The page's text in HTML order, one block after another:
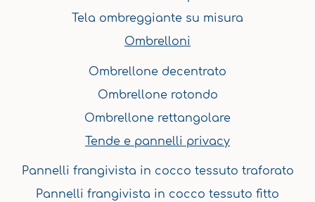
k
a
s
Tela ombreggiante su misura
Ombrelloni
Ombrellone decentrato
Ombrellone rotondo
Ombrellone rettangolare
Tende e pannelli privacy
Pannelli frangivista in cocco tessuto traforato
Pannelli frangivista in cocco tessuto fitto